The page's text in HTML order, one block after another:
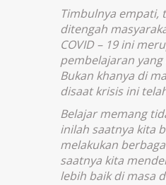
Timbulnya empati,
ditengah
COVID – 19 ini
pembelajaran
Bukan khanya di
disaat krisis ini
Belajar memang
inilah saatnya kita
melakukan
saatnya kita
lebih baik di masa